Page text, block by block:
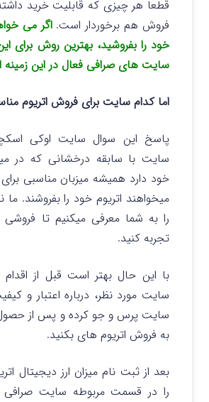
قطعا هر چیزی که قابلیت خرید
فروش هم برخوردار است.اگر می
خود را بفروشید، بهترین روش برای
سایت های صرافی فعال در این
اما کدام سایت برای فروش اتریوم
پاسخ این سوال سایت اوکی
سایت با سابقه درخشانی که در
خود دارد همیشه میزبان مناسبی برای
میخواهند اتریوم خود را بفروشند.
را به شما معرفی میکنیم تا
تجربه کنید.
با این حال بهتر است قبل از
سایت مورد نظر، درباره اعتبار و
سایت پرس و جو کرده و پس از حصول
به فروش اتریوم های بکنید.
بعد از ثبت نام میزان ارز دیجیتال
را در قسمت مربوطه سایت صرافی